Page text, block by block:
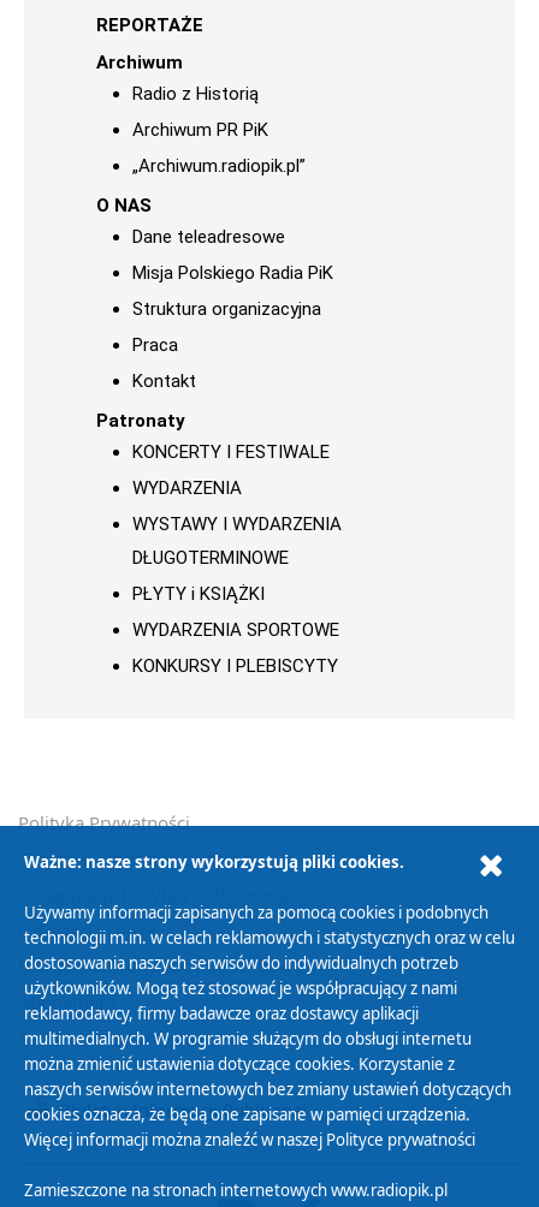
REPORTAŻE
Archiwum
Radio z Historią
Archiwum PR PiK
„Archiwum.radiopik.pl”
O NAS
Dane teleadresowe
Misja Polskiego Radia PiK
Struktura organizacyjna
Praca
Kontakt
Patronaty
KONCERTY I FESTIWALE
WYDARZENIA
WYSTAWY I WYDARZENIA
DŁUGOTERMINOWE
PŁYTY i KSIĄŻKI
WYDARZENIA SPORTOWE
KONKURSY I PLEBISCYTY
Polityka Prywatności
Zasady korzystania z Serwisu
Cyfryzacja DAB+
Polityka ochrony danych osobowych
Abonament
Zamówienia publiczne
Biuletyn Informacji Publicznej
Ważne: nasze strony wykorzystują pliki cookies.
Używamy informacji zapisanych za pomocą cookies i podobnych
technologii m.in. w celach reklamowych i statystycznych oraz w celu
dostosowania naszych serwisów do indywidualnych potrzeb
użytkowników. Mogą też stosować je współpracujący z nami
reklamodawcy, firmy badawcze oraz dostawcy aplikacji
multimedialnych. W programie służącym do obsługi internetu
można zmienić ustawienia dotyczące cookies. Korzystanie z
naszych serwisów internetowych bez zmiany ustawień dotyczących
cookies oznacza, że będą one zapisane w pamięci urządzenia.
Więcej informacji można znaleźć w naszej Polityce prywatności
Zamieszczone na stronach internetowych www.radiopik.pl